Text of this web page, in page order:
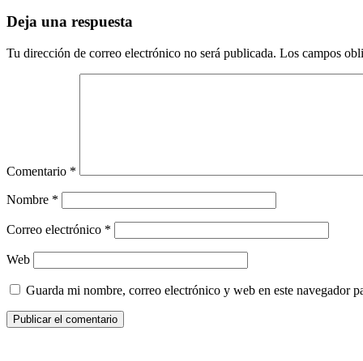
Deja una respuesta
Tu dirección de correo electrónico no será publicada. Los campos
Comentario *
Nombre *
Correo electrónico *
Web
Guarda mi nombre, correo electrónico y web en este navegador